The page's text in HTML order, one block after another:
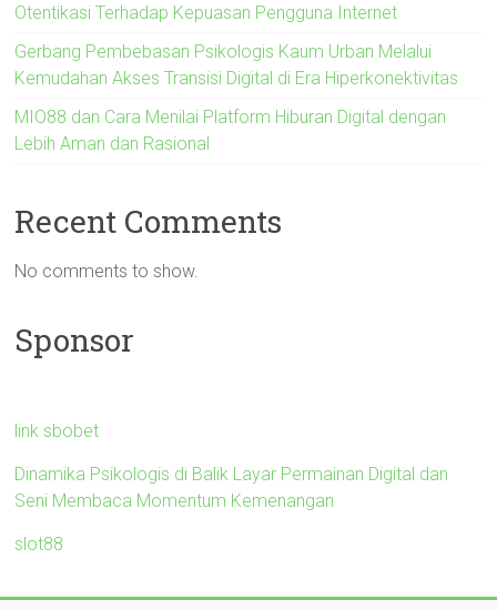
Otentikasi Terhadap Kepuasan Pengguna Internet
Gerbang Pembebasan Psikologis Kaum Urban Melalui
Kemudahan Akses Transisi Digital di Era Hiperkonektivitas
MIO88 dan Cara Menilai Platform Hiburan Digital dengan
Lebih Aman dan Rasional
Recent Comments
No comments to show.
Sponsor
link sbobet
Dinamika Psikologis di Balik Layar Permainan Digital dan
Seni Membaca Momentum Kemenangan
slot88